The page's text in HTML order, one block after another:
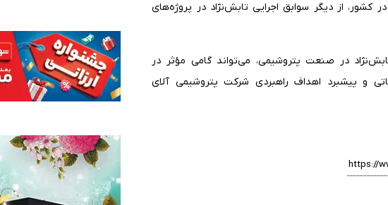
کشور، از دیگر سوابق اجرایی تابش‌نژاد در پروژه‌های
در صنعت پتروشیمی، می‌تواند گامی مؤثر در
و پیشبرد اهداف راهبردی شرکت پتروشیمی آلای